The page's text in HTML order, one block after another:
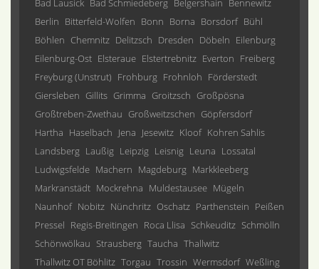
Bad Lausick Bad Schmiedeberg Belgershain Bennewitz
Berlin Bitterfeld-Wolfen Bonn Borna Borsdorf Bühl
Böhlen Chemnitz Delitzsch Dresden Döbeln Eilenburg
Eilenburg-Ost Elsteraue Elstertrebnitz Everton Freiberg
Freyburg (Unstrut) Frohburg Frohnloh Förderstedt
Giersleben Gillits Grimma Groitzsch Großpösna
Großtreben-Zwethau Großweitzschen Göpfersdorf
Hartha Haselbach Jena Jesewitz Kloof Kohren Sahlis
Landsberg Laußig Leipzig Leisnig Leuna Lossatal
Ludwigsfelde Machern Magdeburg Markkleeberg
Markranstädt Mockrehna Muldestausee Mügeln
Naunhof Nobitz Nünchritz Oschatz Parthenstein Peißen
Pressel Regis-Breitingen Roca Llisa Schkeuditz Schmölln
Schönwölkau Strausberg Taucha Thallwitz
Thallwitz OT Böhlitz Torgau Trossin Wermsdorf Weßling